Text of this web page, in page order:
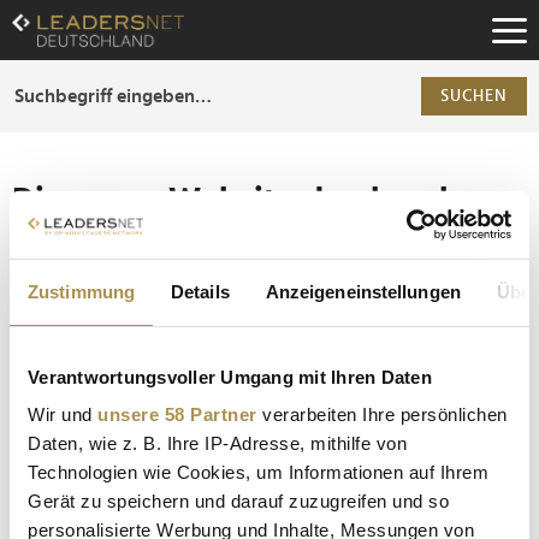
Zustimmung Details Anzeigeneinstellungen
Verantwortungsvoller Umgang mit Ihren Daten
Wir und unsere 58 Partner verarbeiten Ihre persönlichen
Daten, wie z. B. Ihre IP-Adresse, mithilfe von
Technologien wie Cookies, um Informationen auf Ihrem
Gerät zu speichern und darauf zuzugreifen und so
personalisierte Werbung und Inhalte, Messungen von
Zum
Inhalt
Zur
Fußzeilen-
SUCHEN
Die ganze Website durchsuchen
Die Anfrage ergab 0 Treffer.
Tipp
Seiten suchen, die genau diese Wortgruppe enthalten:
Anführungszeichen: zb "Vorname Nachname".